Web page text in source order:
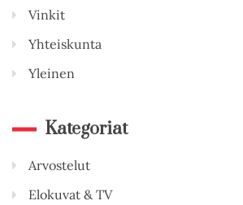
Vinkit
Yhteiskunta
Yleinen
Kategoriat
Arvostelut
Elokuvat & TV